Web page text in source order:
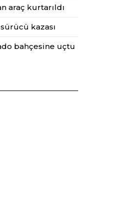
araç kurtarıldı
kazası
bahçesine uçtu